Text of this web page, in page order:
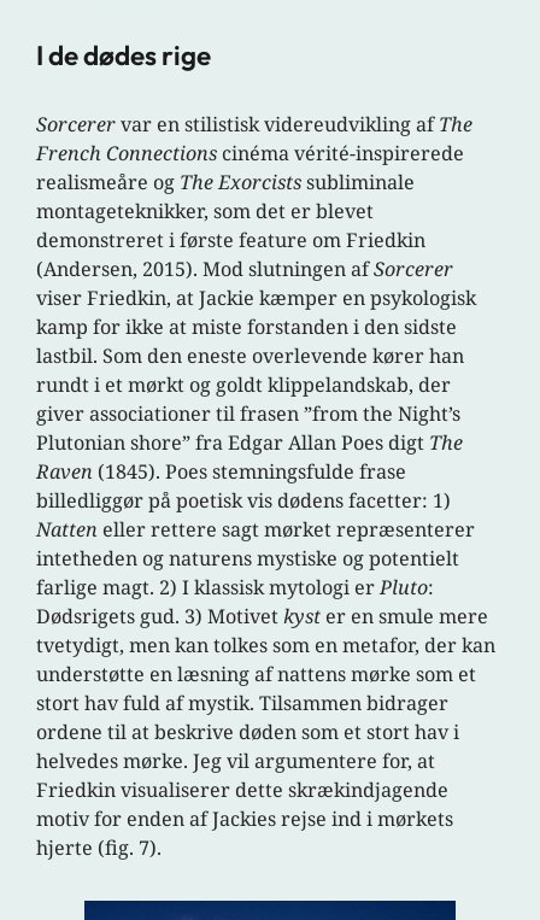
I de dødes rige
Sorcerervar en stilistisk videreudvikling afThe
French Connections cinéma vérité-inspirerede
realismeåre og The Exorcistssubliminale
montageteknikker, som det er blevet
demonstreret i første feature om Friedkin
(Andersen, 2015). Mod slutningen afSorcerer
viser Friedkin, at Jackie kæmper en psykologisk
kamp for ikke at miste forstanden i den sidste
lastbil. Som den eneste overlevende kører han
rundt i et mørkt og goldt klippelandskab, der
giver associationer til frasen ”from the Night’s
Plutonian shore” fra Edgar Allan Poes digt The
Raven (1845). Poes stemningsfulde frase
billedliggør på poetisk vis dødens facetter: 1)
Natten eller rettere sagt mørket repræsenterer
intetheden og naturens mystiske og potentielt
farlige magt. 2) I klassisk mytologi erPluto:
Dødsrigets gud. 3) Motivetkyst er en smule mere
tvetydigt, men kan tolkes som en metafor, der kan
understøtte en læsning af nattens mørke som et
stort hav fuld af mystik. Tilsammen bidrager
ordene til at beskrive døden som et stort hav i
helvedes mørke. Jeg vil argumentere for, at
Friedkin visualiserer dette skrækindjagende
motiv for enden af Jackies rejse ind i mørkets
hjerte (fig. 7).